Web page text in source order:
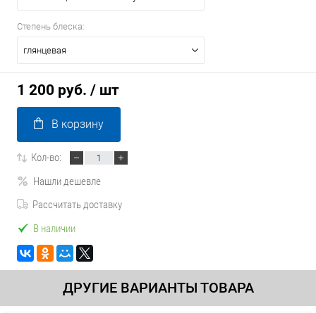
Степень блеска:
глянцевая
1 200 руб. / шт
В корзину
Кол-во:
Нашли дешевле
Рассчитать доставку
В наличии
ДРУГИЕ ВАРИАНТЫ ТОВАРА